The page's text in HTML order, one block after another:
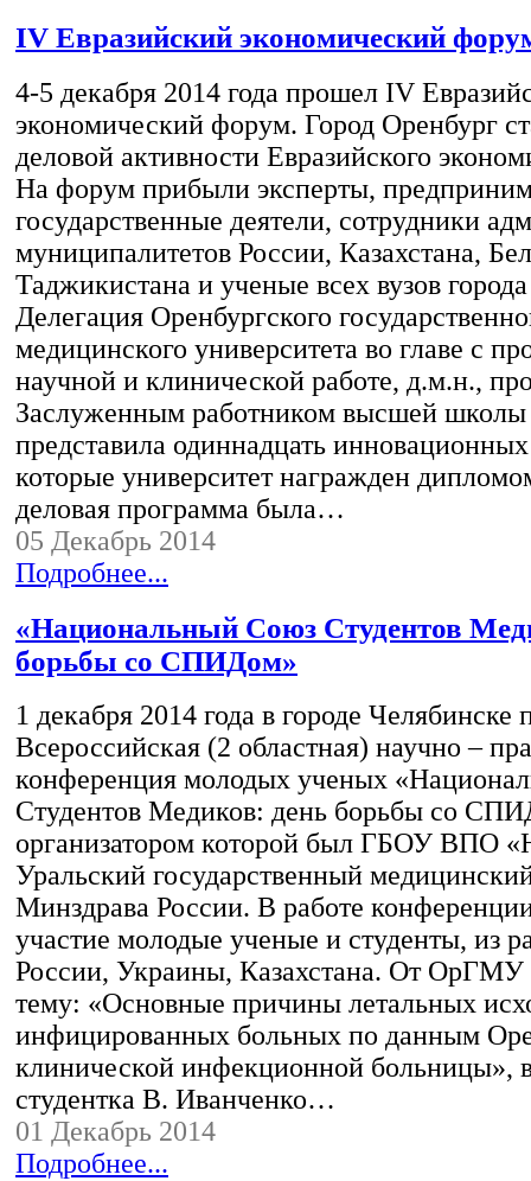
IV Евразийский экономический
4-5 декабря 2014 года прошел IV
экономический форум. Город Оренбург
деловой активности Евразийского
На форум прибыли эксперты,
государственные деятели, сотрудники
муниципалитетов России, Казахстана,
Таджикистана и ученые всех вузов
Делегация Оренбургского
медицинского университета во главе с
научной и клинической работе, д.м.н.,
Заслуженным работником высшей
представила одиннадцать
которые университет награжден
деловая программа была…
05 Декабрь 2014
Подробнее...
«Национальный Союз Студентов
борьбы со СПИДом»
1 декабря 2014 года в городе Челябинске
Всероссийская (2 областная) научно –
конференция молодых ученых
Студентов Медиков: день борьбы со
организатором которой был ГБОУ ВПО
Уральский государственный
Минздрава России. В работе
участие молодые ученые и студенты, из
России, Украины, Казахстана. От ОрГМУ
тему: «Основные причины летальных
инфицированных больных по данным
клинической инфекционной больницы»,
студентка В. Иванченко…
01 Декабрь 2014
Подробнее...